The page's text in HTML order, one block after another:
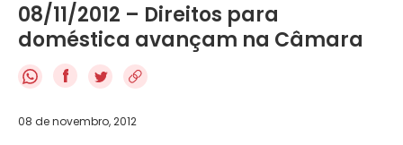
08/11/2012 – Direitos para
doméstica avançam na Câmara
f
08 de novembro, 2012